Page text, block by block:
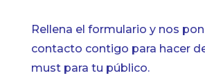
Rellena el formulario y nos
contacto contigo para hacer
must para tu público.